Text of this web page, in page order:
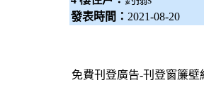
發表時間： 2021-08-20
免費刊登廣告-刊登窗簾壁